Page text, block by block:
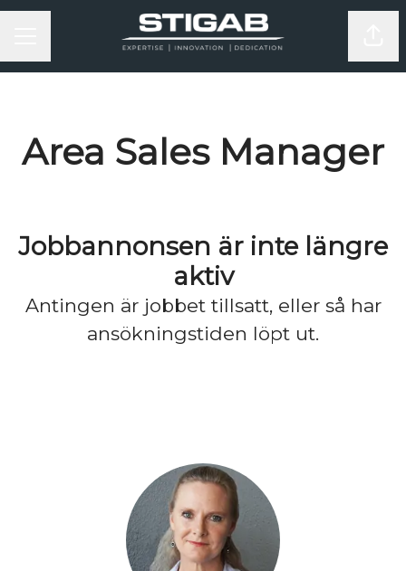
KARRIÄRMENY
Area Sales Manager
Jobbannonsen är inte längre
aktiv
Antingen är jobbet tillsatt, eller så har
ansökningstiden löpt ut.